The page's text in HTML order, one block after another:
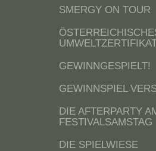
SMERGY ON TOUR
GEWINNGESPIELT!
GEWINNSPIEL
DIE AFTERPARTY
FESTIVALSAMSTAG
DIE SPIELWIESE